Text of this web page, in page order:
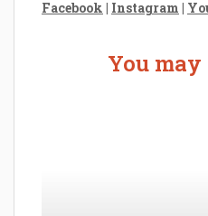
Facebook | Instagram |
You